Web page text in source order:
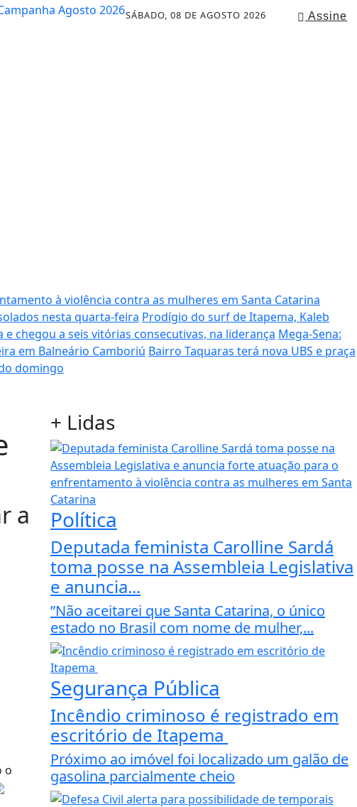
Assine
SÁBADO, 08 DE AGOSTO 2026
à violência contra as mulheres em Santa Catarina
nesta quarta-feira Prodígio do surf de Itapema, Kaleb
chegou a seis vitórias consecutivas, na liderança Mega-Sena:
em Balneário Camboriú Bairro Taquaras terá nova UBS e praça
domingo
a
o
+ Lidas
Política
Deputada feminista Carolline Sardá
toma posse na Assembleia Legislativa
e anuncia...
”Não aceitarei que Santa Catarina, o único
estado no Brasil com nome de mulher,...
Segurança Pública
Incêndio criminoso é registrado em
escritório de Itapema
Próximo ao imóvel foi localizado um galão de
gasolina parcialmente cheio